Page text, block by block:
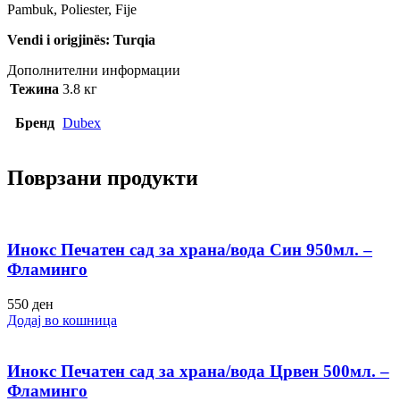
Pambuk, Poliester, Fije
Vendi i origjinës: Turqia
Дополнителни информации
Тежина 3.8 кг
Бренд Dubex
Поврзани продукти
Инокс Печатен сад за храна/вода Син 950мл. –
Фламинго
550 ден
Додај во кошница
Инокс Печатен сад за храна/вода Црвен 500мл. –
Фламинго